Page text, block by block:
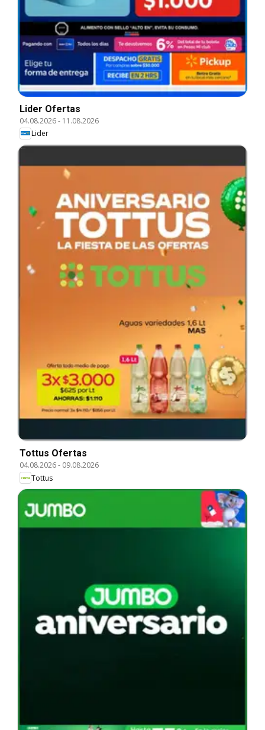
Lider Ofertas
04.08.2026- 11.08.2026
Lider
Tottus Ofertas
04.08.2026- 09.08.2026
Tottus